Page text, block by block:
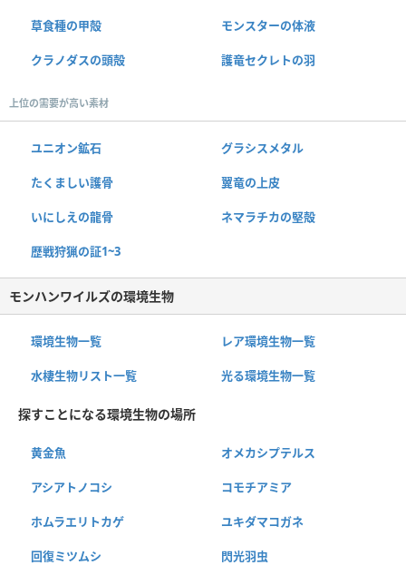
草食種の甲殻 モンスターの体液
クラノダスの頭殻 護竜セクレトの羽
上位の需要が高い素材
ユニオン鉱石 グラシスメタル
たくましい護骨 翼竜の上皮
いにしえの龍骨 ネマラチカの堅殻
歴戦狩猟の証1~3
モンハンワイルズの環境生物
環境生物一覧 レア環境生物一覧
水棲生物リスト一覧 光る環境生物一覧
探すことになる環境生物の場所
黄金魚 オメカシプテルス
アシアトノコシ コモチアミア
ホムラエリトカゲ ユキダマコガネ
回復ミツムシ 閃光羽虫